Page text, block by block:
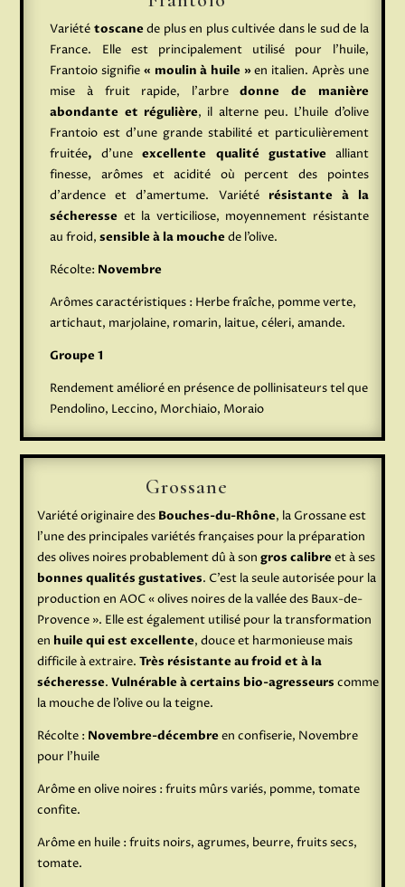
Variété toscanede plus en plus cultivée dans le sud de la
France. Elle est principalement utilisé pour l’huile,
Frantoio signifie « moulin à huile »en italien. Après une
mise à fruit rapide, l’arbredonne de manière
abondante et régulière, il alterne peu. L’huile d’olive
Frantoio est d’une grande stabilité et particulièrement
fruitée, d’une excellente qualité gustativealliant
finesse, arômes et acidité où percent des pointes
d’ardence et d’amertume. Variété résistante à la
sécheresse et la verticiliose, moyennement résistante
au froid,sensible à la mouchede l’olive.
Récolte: Novembre
Arômes caractéristiques : Herbe fraîche, pomme verte,
artichaut, marjolaine, romarin, laitue, céleri, amande.
Groupe 1
Rendement amélioré en présence de pollinisateurs tel que
Pendolino, Leccino, Morchiaio, Moraio
Grossane
Variété originaire des Bouches-du-Rhône, la Grossane est
l’une des principales variétés françaises pour la préparation
des olives noires probablement dû à songros calibreet à ses
bonnes qualités gustatives. C’est la seule autorisée pour la
production en AOC « olives noires de la vallée des Baux-de-
Provence ». Elle est également utilisé pour la transformation
en huile qui est excellente, douce et harmonieuse mais
difficile à extraire.Très résistante au froid et à la
sécheresse.Vulnérable à certains bio-agresseurs comme
la mouche de l’olive ou la teigne.
Récolte : Novembre-décembreen confiserie, Novembre
pour l’huile
Arôme en olive noires : fruits mûrs variés, pomme, tomate
confite.
Arôme en huile : fruits noirs, agrumes, beurre, fruits secs,
tomate.